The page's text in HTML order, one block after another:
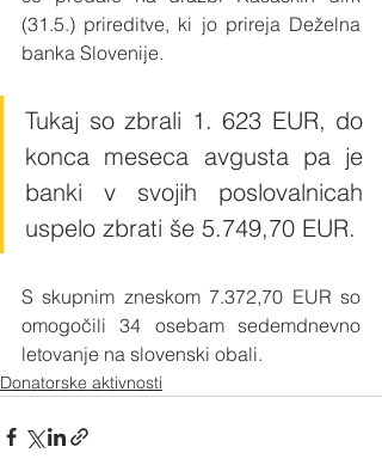
(31.5.) prireditve, ki jo prireja Deželna
banka Slovenije.
Tukaj so zbrali 1. 623 EUR, do
konca meseca avgusta pa je
banki v svojih poslovalnicah
uspelo zbrati še 5.749,70 EUR.
S skupnim zneskom 7.372,70 EUR so
omogočili 34 osebam sedemdnevno
letovanje na slovenski obali.
Donatorske aktivnosti